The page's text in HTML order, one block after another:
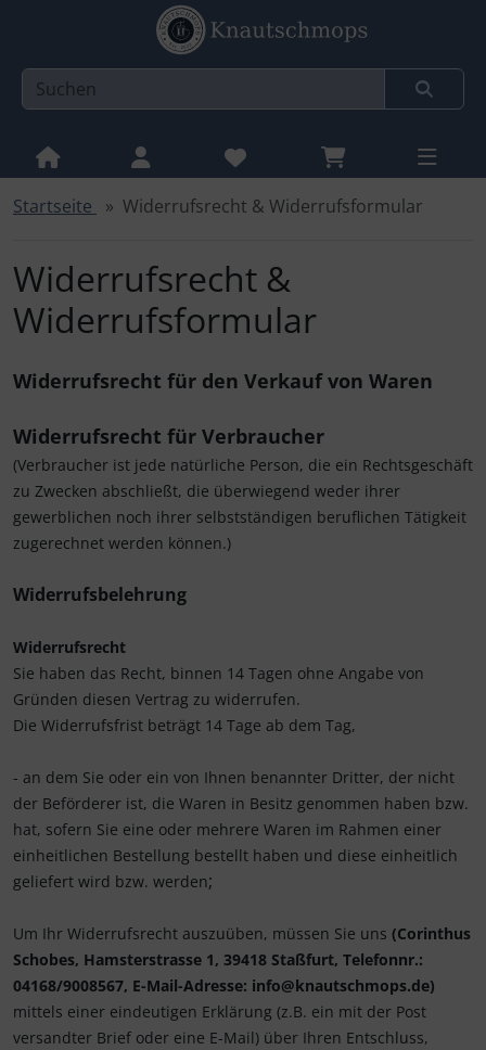
Sprungnavigation
Springe zur Navigation
Springe zum Login-Button
Springe zum Button für Einstellungen
Springe zu den allgemeinen Informationen
Startseite Widerrufsrecht & Widerrufsformular
Widerrufsrecht &
Widerrufsformular
Widerrufsrecht für den Verkauf von Waren
Widerrufsrecht für Verbraucher
(Verbraucher ist jede natürliche Person, die ein Rechtsgeschäft
zu Zwecken abschließt, die überwiegend weder ihrer
gewerblichen noch ihrer selbstständigen beruflichen Tätigkeit
zugerechnet werden können.)
Widerrufsbelehrung
Widerrufsrecht
Sie haben das Recht, binnen 14 Tagen ohne Angabe von
Gründen diesen Vertrag zu widerrufen.
Die Widerrufsfrist beträgt 14 Tage ab dem Tag,
- an dem Sie oder ein von Ihnen benannter Dritter, der nicht
der Beförderer ist, die Waren in Besitz genommen haben bzw.
hat, sofern Sie eine oder mehrere Waren im Rahmen einer
einheitlichen Bestellung bestellt haben und diese einheitlich
geliefert wird bzw. werden;
Um Ihr Widerrufsrecht auszuüben, müssen Sie uns (Corinthus
Schobes, Hamsterstrasse 1, 39418 Staßfurt, Telefonnr.:
04168/9008567, E-Mail-Adresse: info@knautschmops.de)
mittels einer eindeutigen Erklärung (z.B. ein mit der Post
versandter Brief oder eine E-Mail) über Ihren Entschluss,